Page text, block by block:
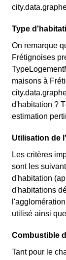
Type
On remarque
Frétignoises
maisons à
d'habitation ?
estimation
Utilisation de
Les critères
sont les
d'habitation
d'habitations
utilisé ainsi
Combustible
Tant pour le